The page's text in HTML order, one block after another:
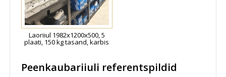
Laoriiul 1982x1200x500, 5
plaati, 150 kg tasand, karbis
Peenkaubariiuli referentspildid